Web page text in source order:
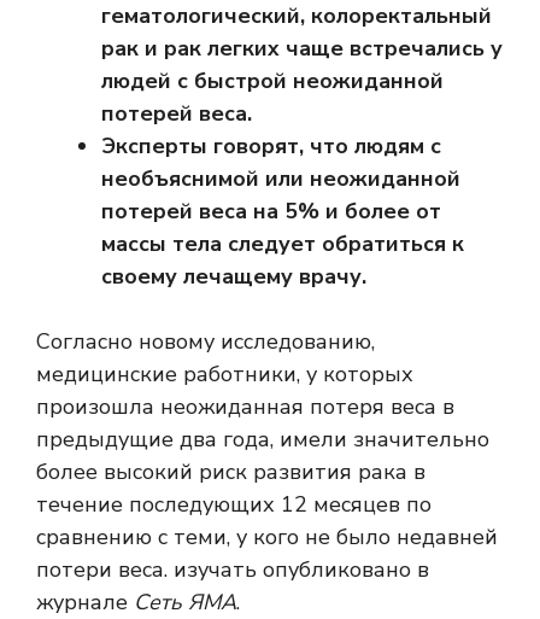
гематологический, колоректальный
рак и рак легких чаще встречались у
людей с быстрой неожиданной
потерей веса.
Эксперты говорят, что людям с
необъяснимой или неожиданной
потерей веса на 5% и более от
массы тела следует обратиться к
своему лечащему врачу.
Согласно новому исследованию,
медицинские работники, у которых
произошла неожиданная потеря веса в
предыдущие два года, имели значительно
более высокий риск развития рака в
течение последующих 12 месяцев по
сравнению с теми, у кого не было недавней
потери веса. изучать опубликовано в
журнале Сеть ЯМА.